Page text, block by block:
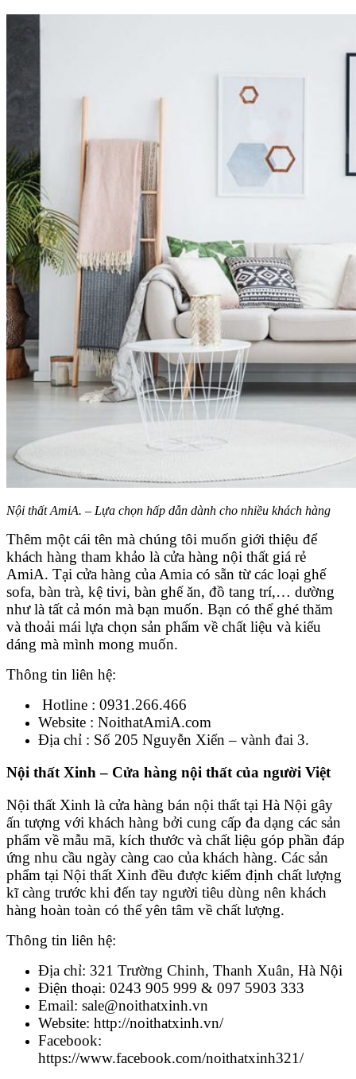
Nội thất AmiA. – Lựa chọn hấp dẫn dành cho nhiều khách hàng
Thêm một cái tên mà chúng tôi muốn giới thiệu để
khách hàng tham khảo là cửa hàng nội thất giá rẻ
AmiA. Tại cửa hàng của Amia có sẵn từ các loại ghế
sofa, bàn trà, kệ tivi, bàn ghế ăn, đồ tang trí,… dường
như là tất cả món mà bạn muốn. Bạn có thể ghé thăm
và thoải mái lựa chọn sản phẩm về chất liệu và kiểu
dáng mà mình mong muốn.
Thông tin liên hệ:
Hotline : 0931.266.466
Website : NoithatAmiA.com
Địa chỉ : Số 205 Nguyễn Xiển – vành đai 3.
Nội thất Xinh – Cửa hàng nội thất của người Việt
Nội thất Xinh là cửa hàng bán nội thất tại Hà Nội gây
ấn tượng với khách hàng bởi cung cấp đa dạng các sản
phẩm về mẫu mã, kích thước và chất liệu góp phần đáp
ứng nhu cầu ngày càng cao của khách hàng. Các sản
phẩm tại Nội thất Xinh đều được kiểm định chất lượng
kĩ càng trước khi đến tay người tiêu dùng nên khách
hàng hoàn toàn có thể yên tâm về chất lượng.
Thông tin liên hệ:
Địa chỉ: 321 Trường Chinh, Thanh Xuân, Hà Nội
Điện thoại: 0243 905 999 & 097 5903 333
Email: sale@noithatxinh.vn
Website: http://noithatxinh.vn/
Facebook:
https://www.facebook.com/noithatxinh321/